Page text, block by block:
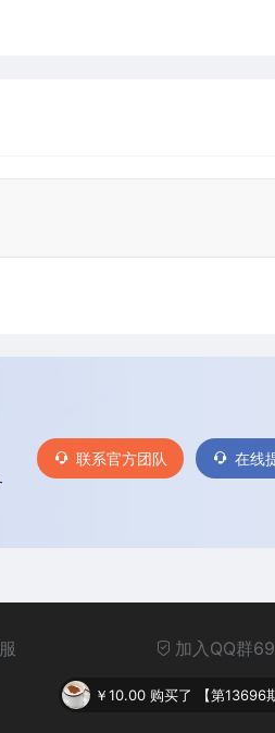
联系官方团队 在线
加入QQ群
￥10.00 购买了 【第